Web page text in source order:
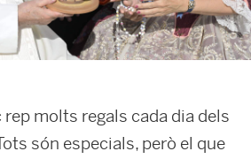
rep molts regals cada dia dels
són especials, però el que